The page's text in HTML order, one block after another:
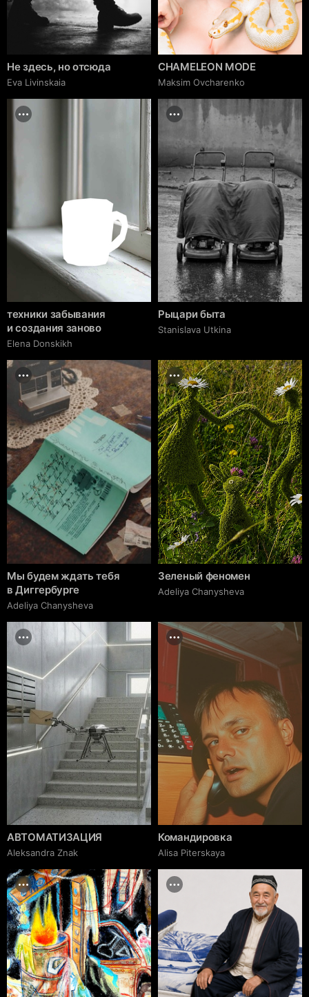
Не здесь, но отсюда
Eva Livinskaia
CHAMELEON MODE
Maksim Ovcharenko
техники забывания
и создания заново
Elena Donskikh
Рыцари быта
Stanislava Utkina
Мы будем ждать тебя
в Диггербурге
Adeliya Chanysheva
Зеленый феномен
Adeliya Chanysheva
АВТОМАТИЗАЦИЯ
Aleksandra Znak
Командировка
Alisa Piterskaya